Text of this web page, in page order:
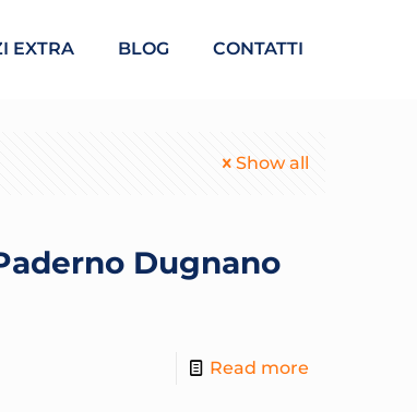
EXTRA BLOG CONTATTI
Show all
Dugnano
Read more